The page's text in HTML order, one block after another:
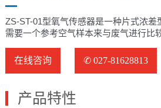
ZS-ST-01型氧气传感器是一种片式浓
需要一个参考空气样本来与废气进行比
在线咨询 ✆ 027-81628813
产品特性